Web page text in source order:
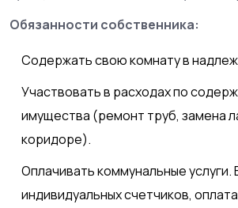
Обязанности собственника:
Содержать свою комнату в
Участвовать в расходах по
имущества (ремонт труб, замена
коридоре).
Оплачивать коммунальные услуги.
индивидуальных счетчиков,